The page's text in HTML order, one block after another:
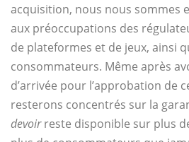
acquisition, nous nous sommes
aux préoccupations des
de plateformes et de jeux, ainsi
consommateurs. Même après
d’arrivée pour l’approbation de
resterons concentrés sur la
devoirreste disponible sur plus